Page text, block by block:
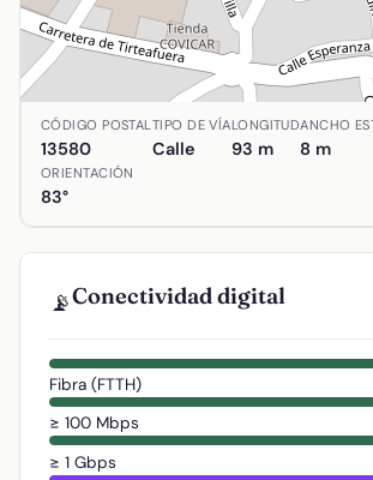
Ubicación de Calle Zorrilla en
CÓDIGO POSTAL
13580
TIPO DE VÍA
Calle
LONGITUD
93 m
ANCHO
8 m
ORIENTACIÓN
83°
📡Conectividad digital
Fibra (FTTH)
≥ 100 Mbps
≥ 1 Gbps